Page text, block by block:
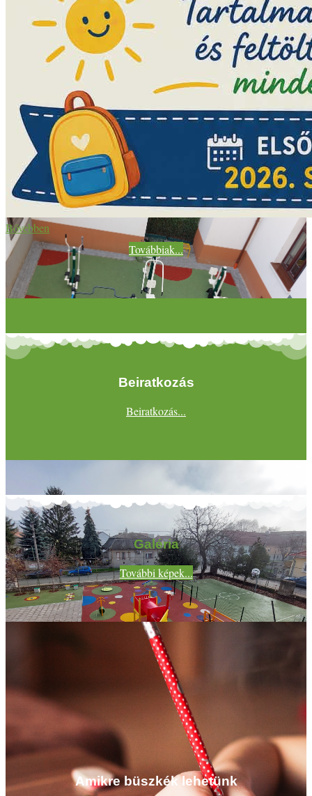
Bővebben
Továbbiak...
Beiratkozás
Beiratkozás...
Galéria
További képek...
Amikre büszkék lehetünk